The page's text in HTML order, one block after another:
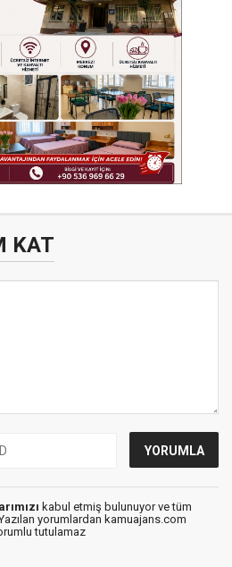
KAT
kabul etmiş bulunuyor ve tüm
yorumlardan kamuajans.com
tutulamaz